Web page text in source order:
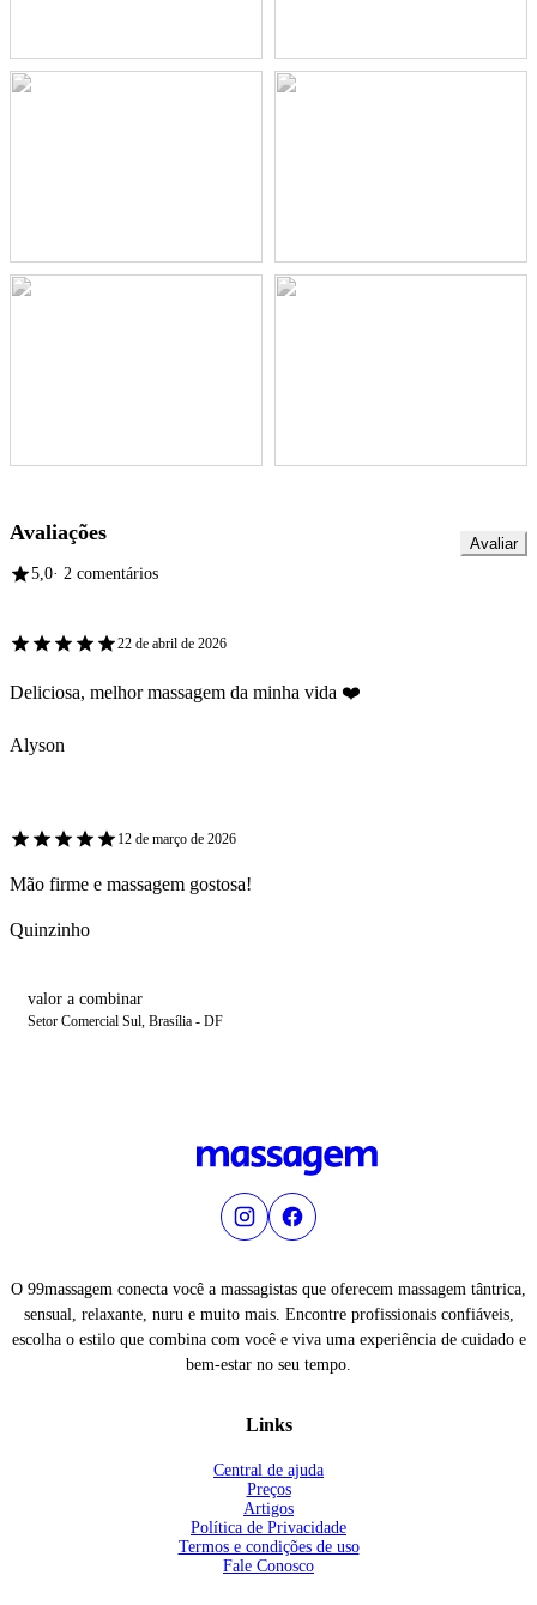
valor a combinar
Setor Comercial Sul, Brasília - DF
Avaliações
5,0· 2 comentários
Avaliar
22 de abril de 2026
Deliciosa, melhor massagem da minha vida ❤️
Alyson
12 de março de 2026
Mão firme e massagem gostosa!
Quinzinho
O 99massagem conecta você a massagistas que oferecem massagem tântrica,
sensual, relaxante, nuru e muito mais. Encontre profissionais confiáveis,
escolha o estilo que combina com você e viva uma experiência de cuidado e
bem-estar no seu tempo.
Links
Central de ajuda
Preços
Artigos
Política de Privacidade
Termos e condições de uso
Fale Conosco